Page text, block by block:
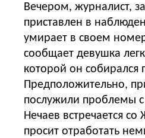
Вечером, журналист,
приставлен в
умирает в своем
сообщает девушка
которой он собирался
Предположительно,
послужили проблемы
Нечаев встречается
просит отработать